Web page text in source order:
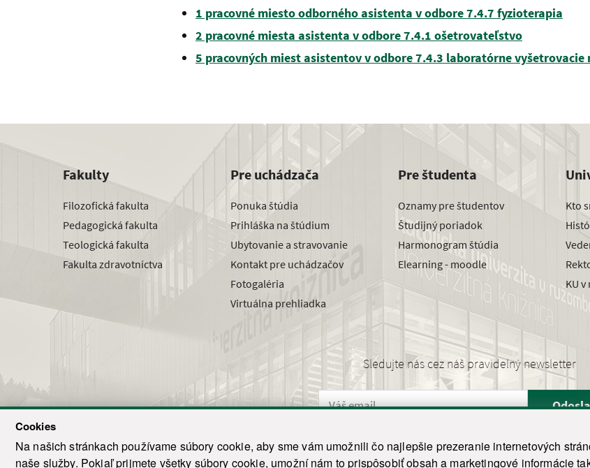
Cookies
Na našich stránkach používame súbory cookie, aby sme vám umožnili čo najlepšie prezeranie internetových
naše služby. Pokiaľ prijmete všetky súbory cookie, umožní nám to prispôsobiť obsah a marketingové informácie
1 pracovné miesto odborného asistenta v odbore 7.4.7 fyzioterapia
2 pracovné miesta asistenta v odbore 7.4.1 ošetrovateľstvo
5 pracovných miest asistentov v odbore 7.4.3 laboratórne
Fakulty
Filozofická fakulta
Pedagogická fakulta
Teologická fakulta
Fakulta zdravotníctva
Pre uchádzača
Ponuka štúdia
Prihláška na štúdium
Ubytovanie a stravovanie
Kontakt pre uchádzačov
Fotogaléria
Virtuálna prehliadka
Pre študenta
Oznamy pre študentov
Študijný poriadok
Harmonogram štúdia
Elearning - moodle
Kto
KU
Sledujte nás cez náš pravidelný newsletter